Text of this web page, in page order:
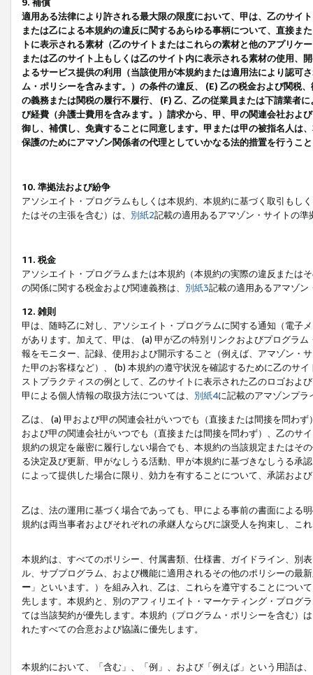
9. 補償
適用ある法律により許される最大限の限度において、甲は、乙のサイ
または乙による本規約の違反に関するあらゆる事柄について、直接ま
トに表示される素材（乙のサイトまたはこれらの素材と他のアプリ
または乙のサイト上もしくは乙のサイト内に表示される素材の使用、
よるサービス提供の利用（当該使用が本規約または適用法により認可
ム・ポリシーを含みます。）の条件の違反、 (E) 乙の税金および関税
の義務または関税の履行不履行、 (F) 乙、乙の従業員または下請業者
び経費（弁護士費用を含みます。）請求から、甲、甲の関連会社およ
御し、補償し、免責することに同意します。甲または甲の被指名人は
保護のためにアマゾン関係者の代理としていかなる法的措置を行うこ
10. 準拠法および紛争
アソシエイト・プログラムもしくは本規約、本規約に基づく取引もし
たはその主張を含む）は、 別紙2記載の適用あるアマゾン・サイトの
11. 税金
アソシエイト・プログラムまたは本規約（本規約の実際の違反または
の関係に関する税金および関連義務は、 別紙3記載の適用あるアマゾン
12. 雑則
甲は、随時乙に対し、アソシエイト・プログラムに関する通知（電子
があります。加えて、甲は、 (a) 甲が乙の特別リンクおよびプログラ
報をモニター、記録、使用および開示すること（例えば、アマゾン・
た甲のお客様など）、 (b) 本規約の遵守状況を確認するために乙のサ
ストプラクティスの例として、乙のサイトに表示された乙のロゴおよ
甲による個人情報の取扱方法については、 別紙4に記載のアマゾンプ
乙は、 (a) 甲および甲の関連会社がいつでも（直接または間接を問わ
および甲の関連会社がいつでも（直接または間接を問わず）、乙のサ
規約の規定を厳密に履行しない場合でも、本規約の当該規定またはそ
る決定及び更新、甲がなしうる活動、甲が本規約に基づきなしうる承
によって提供した場合に限り、効力を有することについて、承諾およ
乙は、法の運用に基づく場合であっても、甲による事前の書面による
規約は両当事者およびそれぞれの承継人ならびに譲受人を拘束し、こ
本規約は、すべてのポリシー、付属書類、仕様書、ガイドライン、別
ル、サブプログラム、および機能に適用されるその他のポリシーの最
ー 」といいます。）を組み入れ、乙は、これらを遵守することにつ
先します。本規約と、別のアフィリエイト・マーケティング・プログ
ては当該契約が優先します。本規約（プログラム・ポリシーを含む）
れたすべての合意および協議に優先します。
本規約において、「含む」、「例」、および「例えば」という用語は